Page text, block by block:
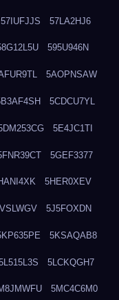
57IUFJJS 57LA2HJ6
595U946N
5AOPNSAW
5CDCU7YL
5E4JC1TI
5GEF3377
5HER0XEV
5J5FOXDN
5KSAQAB8
5LCKQGH7
5MC4C6M0